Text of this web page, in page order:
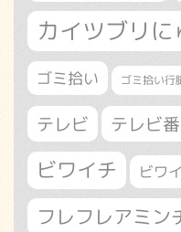
カイツブリに
ゴミ拾い ゴミ拾い行
テレビ テレビ
ビワイチ ビワ
フレフレアミン